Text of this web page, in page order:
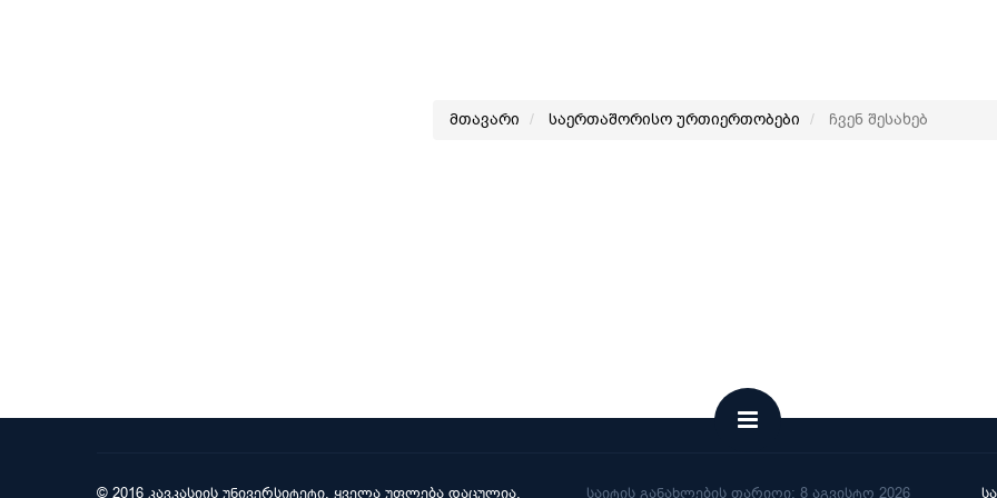
მთავარი საერთაშორისო ურთიერთობები ჩვენ შესახებ
საიტის განახლების თარიღი: 8 აგვისტო 2026
© 2016 კავკასიის უნივერსიტეტი. ყველა უფლება დაცულია.